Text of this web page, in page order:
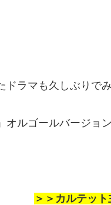
ラマも久しぶりで
オルゴールバージョ
＞＞カルテッ